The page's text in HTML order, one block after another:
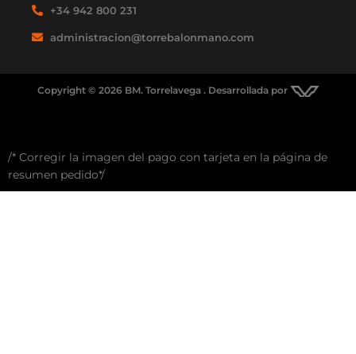
+34 942 800 231
administracion@torrebalonmano.com
Copyright © 2026 BM. Torrelavega . Desarrollada por
/* Corregir la imagen del pago con tarjeta en la página de
resumen pedido*/